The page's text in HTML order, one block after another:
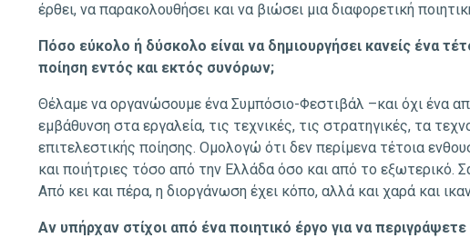
έρθει, να παρακολουθήσει και να βιώσει μια διαφορετική
Πόσο εύκολο ή δύσκολο είναι να δημιουργήσει κανείς ένα
ποίηση εντός και εκτός συνόρων;
Θέλαμε να οργανώσουμε ένα Συμπόσιο-Φεστιβάλ –και όχι ένα
εμβάθυνση στα εργαλεία, τις τεχνικές, τις στρατηγικές, τα
επιτελεστικής ποίησης. Ομολογώ ότι δεν περίμενα τέτοια
και ποιήτριες τόσο από την Ελλάδα όσο και από το εξωτερικό.
Από κει και πέρα, η διοργάνωση έχει κόπο, αλλά και χαρά και
Αν υπήρχαν στίχοι από ένα ποιητικό έργο για να